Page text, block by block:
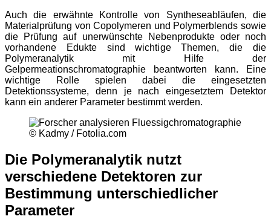
Auch die erwähnte Kontrolle von Syntheseabläufen, die
Materialprüfung von Copolymeren und Polymerblends sowie
die Prüfung auf unerwünschte Nebenprodukte oder noch
vorhandene Edukte sind wichtige Themen, die die
Polymeranalytik mit Hilfe der
Gelpermeationschromatographie beantworten kann. Eine
wichtige Rolle spielen dabei die eingesetzten
Detektionssysteme, denn je nach eingesetztem Detektor
kann ein anderer Parameter bestimmt werden.
© Kadmy / Fotolia.com
Die Polymeranalytik nutzt
verschiedene Detektoren zur
Bestimmung unterschiedlicher
Parameter